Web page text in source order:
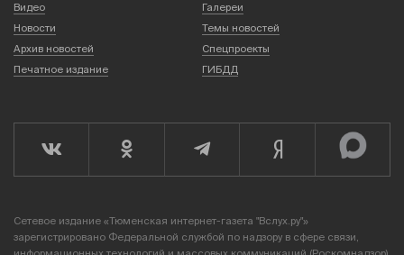
Видео
Галереи
Новости
Темы новостей
Архив новостей
Спецпроекты
Печатное издание
ГИБДД
Сетевое издание «Тюменская интернет-газета "Вслух.ру"»
зарегистрировано Федеральной службой по надзору в сфере связи,